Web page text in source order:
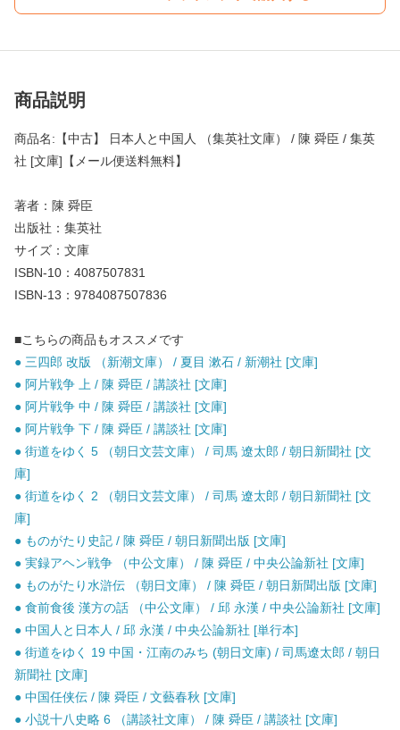
商品説明
商品名:【中古】 日本人と中国人 （集英社文庫） / 陳 舜臣 / 集英
社 [文庫]【メール便送料無料】
著者：陳 舜臣
出版社：集英社
サイズ：文庫
ISBN-10：4087507831
ISBN-13：9784087507836
■こちらの商品もオススメです
● 三四郎 改版 （新潮文庫） / 夏目 漱石 / 新潮社 [文庫]
● 阿片戦争 上 / 陳 舜臣 / 講談社 [文庫]
● 阿片戦争 中 / 陳 舜臣 / 講談社 [文庫]
● 阿片戦争 下 / 陳 舜臣 / 講談社 [文庫]
● 街道をゆく 5 （朝日文芸文庫） / 司馬 遼太郎 / 朝日新聞社 [文
庫]
● 街道をゆく 2 （朝日文芸文庫） / 司馬 遼太郎 / 朝日新聞社 [文
庫]
● ものがたり史記 / 陳 舜臣 / 朝日新聞出版 [文庫]
● 実録アヘン戦争 （中公文庫） / 陳 舜臣 / 中央公論新社 [文庫]
● ものがたり水滸伝 （朝日文庫） / 陳 舜臣 / 朝日新聞出版 [文庫]
● 食前食後 漢方の話 （中公文庫） / 邱 永漢 / 中央公論新社 [文庫]
● 中国人と日本人 / 邱 永漢 / 中央公論新社 [単行本]
● 街道をゆく 19 中国・江南のみち (朝日文庫) / 司馬遼太郎 / 朝日
新聞社 [文庫]
● 中国任侠伝 / 陳 舜臣 / 文藝春秋 [文庫]
● 小説十八史略 6 （講談社文庫） / 陳 舜臣 / 講談社 [文庫]